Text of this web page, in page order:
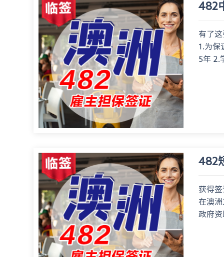
482
有了
1.为保
5年 2.
482
获得
在澳
政府